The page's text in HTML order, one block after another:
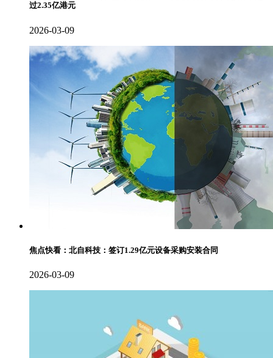
过2.35亿港元
2026-03-09
焦点快看：北自科技：签订1.29亿元设备采购安装合同
2026-03-09